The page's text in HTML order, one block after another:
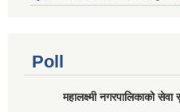
Poll
महालक्ष्मी नगरपालिकाको